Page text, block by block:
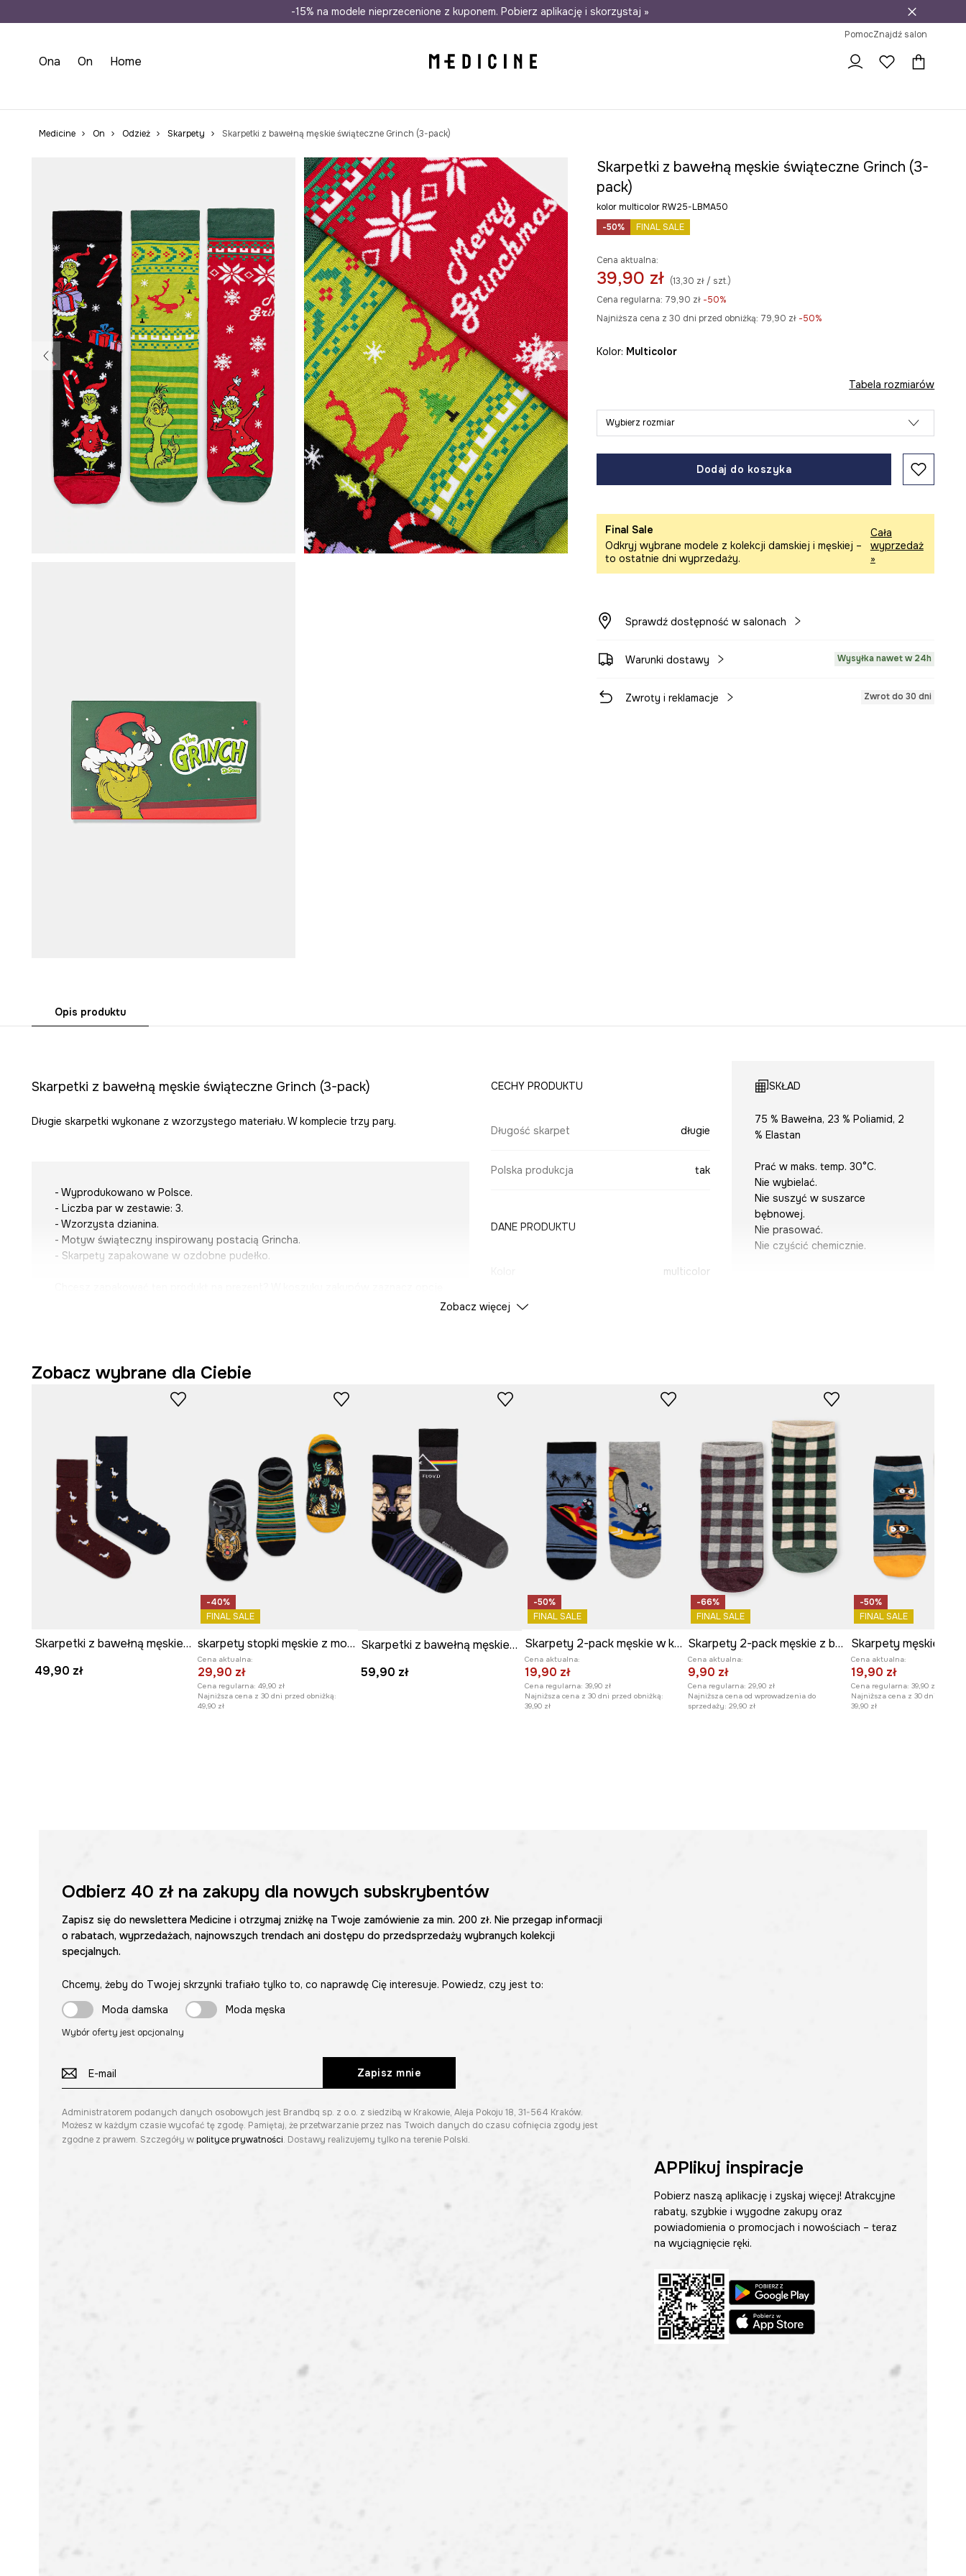
Wysyłka nawet w 24h Darmowa dostawa do salonów 30 dni na zwrot
-15% na modele nieprzecenione z kuponem. Pobierz aplikację i skorzystaj »
PomocZnajdź salon
Ona On Home
Medicine On Odzież Skarpety Skarpetki z bawełną męskie świąteczne Grinch (3-pack)
Skarpetki z bawełną męskie świąteczne Grinch (3-
pack)
kolor multicolor RW25-LBMA50
-50%
FINAL SALE
Cena aktualna:
39,90 zł (13,30 zł / szt.)
Cena regularna: 79,90 zł-50%
Najniższa cena z 30 dni przed obniżką: 79,90 zł -50%
Kolor: multicolor
Tabela rozmiarów
Wybierz rozmiar
Dodaj do koszyka
Final Sale
Odkryj wybrane modele z kolekcji damskiej i męskiej –
to ostatnie dni wyprzedaży.
Cała
wyprzedaż
»
Sprawdź dostępność w salonach
Warunki dostawy Wysyłka nawet w 24h
Zwroty i reklamacje Zwrot do 30 dni
Opis produktu
Skarpetki z bawełną męskie świąteczne Grinch (3-pack)
Długie skarpetki wykonane z wzorzystego materiału. W komplecie trzy pary.
- Wyprodukowano w Polsce.
- Liczba par w zestawie: 3.
- Wzorzysta dzianina.
- Motyw świąteczny inspirowany postacią Grincha.
- Skarpety zapakowane w ozdobne pudełko.
CECHY PRODUKTU
Długość skarpet długie
Polska produkcja tak
DANE PRODUKTU
multicolor
ID Produktu
SKŁAD
75 % Bawełna, 23 % Poliamid, 2
% Elastan
Prać w maks. temp. 30°C.
Nie wybielać.
Nie suszyć w suszarce
bębnowej.
Nie prasować.
Nie czyścić chemicznie.
Zobacz więcej
Zobacz wybrane dla Ciebie
Skarpetki z bawełną męskie w gęsi (2-pack)
49,90 zł
-40%
FINAL SALE
skarpety stopki męskie z motywem zwierzęcym 3-pack
Cena aktualna:
29,90 zł
Cena regularna: 49,90 zł
Najniższa cena z 30 dni przed obniżką:
49,90 zł
Skarpetki z bawełną męskie Pink Floyd (2-pack) kolor multicolor
59,90 zł
-50%
FINAL SALE
Skarpety 2-pack męskie w koty
Cena aktualna:
19,90 zł
Cena regularna: 39,90 zł
Najniższa cena z 30 dni przed obniżką:
39,90 zł
-66%
FINAL SALE
Skarpety 2-pack męskie z bawełną w kratkę
Cena aktualna:
9,90 zł
Cena regularna: 29,90 zł
Najniższa cena od wprowadzenia do
sprzedaży: 29,90 zł
-50%
FINAL SALE
Cena aktualna:
19,90 zł
Cena regularna: 39,90 zł
Najniższa cena z 30 dni przed
39,90 zł
Odbierz 40 złna zakupy dla nowych subskrybentów
Zapisz się do newslettera Medicine i otrzymaj zniżkę na Twoje zamówienie za min. 200 zł. Nie przegap informacji
o rabatach, wyprzedażach, najnowszych trendach ani dostępu do przedsprzedaży wybranych kolekcji
specjalnych.
Chcemy, żeby do Twojej skrzynki trafiało tylko to, co naprawdę Cię interesuje. Powiedz, czy jest to:
Moda damska
Moda męska
Wybór oferty jest opcjonalny
Zapisz mnie
Administratorem podanych danych osobowych jest Brandbq sp. z o.o. z siedzibą w Krakowie, Aleja Pokoju 18, 31-564 Kraków.
Możesz w każdym czasie wycofać tę zgodę. Pamiętaj, że przetwarzanie przez nas Twoich danych do czasu cofnięcia zgody jest
zgodne z prawem. Szczegóły wpolityce prywatności. Dostawy realizujemy tylko na terenie Polski.
APPlikuj inspiracje
Pobierz naszą aplikację i zyskaj więcej! Atrakcyjne
rabaty, szybkie i wygodne zakupy oraz
powiadomienia o promocjach i nowościach – teraz
na wyciągnięcie ręki.